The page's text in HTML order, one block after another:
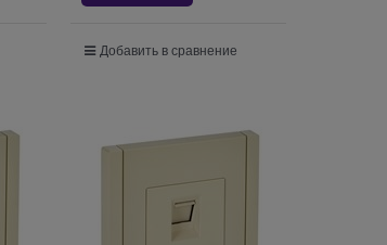
Добавить в сравнение